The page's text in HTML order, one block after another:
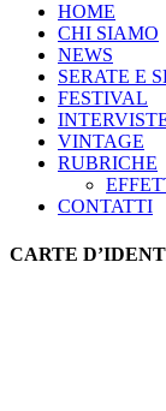
HOME
CHI SIAMO
NEWS
SERATE E
FESTIVAL
VINTAGE
RUBRICHE
CONTATTI
CARTE